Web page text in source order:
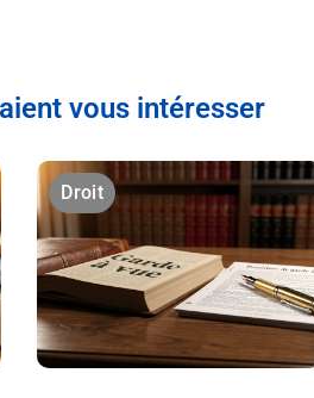
vous intéresser
Droit